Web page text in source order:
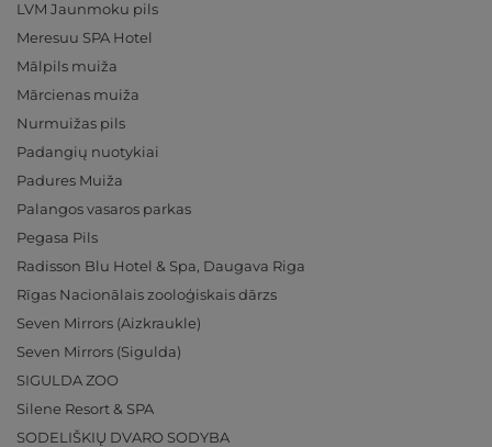
LVM Jaunmoku pils
Meresuu SPA Hotel
Mālpils muiža
Mārcienas muiža
Nurmuižas pils
Padangių nuotykiai
Padures Muiža
Palangos vasaros parkas
Pegasa Pils
Radisson Blu Hotel & Spa, Daugava Riga
Rīgas Nacionālais zooloģiskais dārzs
Seven Mirrors (Aizkraukle)
Seven Mirrors (Sigulda)
SIGULDA ZOO
Silene Resort & SPA
SODELIŠKIŲ DVARO SODYBA